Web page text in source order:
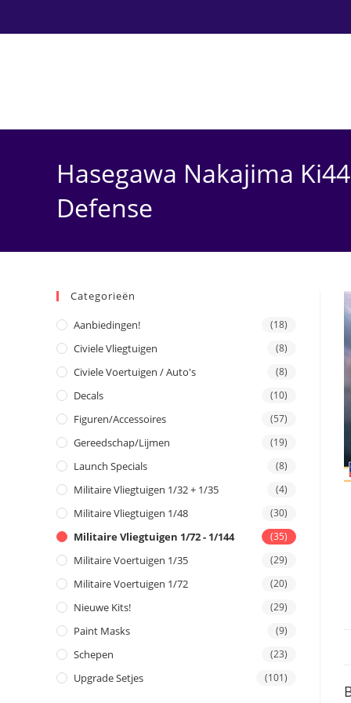
Hasegawa Nakajima
Defense
Categorieën
Aanbiedingen! (18)
Civiele Vliegtuigen (8)
Civiele Voertuigen / Auto's (8)
Decals (10)
Figuren/Accessoires (57)
Gereedschap/Lijmen (19)
Launch Specials (8)
Militaire Vliegtuigen 1/32 + 1/35 (4)
Militaire Vliegtuigen 1/48 (30)
Militaire Vliegtuigen 1/72 - 1/144 (35)
Militaire Voertuigen 1/35 (29)
Militaire Voertuigen 1/72 (20)
Nieuwe Kits! (29)
Paint Masks (9)
Schepen (23)
Upgrade Setjes (101)